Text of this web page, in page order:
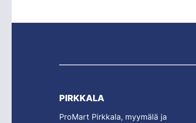
PIRKKALA
ProMart Pirkkala, myymälä ja